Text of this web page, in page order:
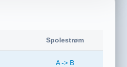
Spolestrøm
A -> B